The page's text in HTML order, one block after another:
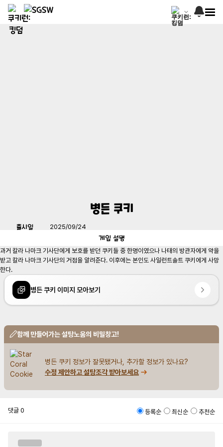
병든 쿠키
출시일 2025/09/24
게임 설명
과거 칼라 나마크 기사단에게 보호를 받던 쿠키들 중 한명이였으나 나태의 방관자에게 약을
받고 칼라 나마크 기사단의 거점을 알려준다. 이후에는 본인도 사일런트솔트 쿠키에게 사망
한다.
병든 쿠키 이미지 모아보기
함께 만들어가는 설탕노움의 비밀창고!
병든 쿠키 정보가 잘못됐거나, 추가할 정보가 있나요?
수정 제안하고 설탕조각 받아보세요
댓글 0 등록순 최신순 추천순